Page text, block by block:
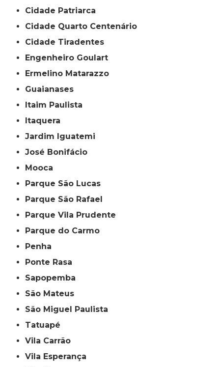
Cidade Patriarca
Cidade Quarto Centenário
Cidade Tiradentes
Engenheiro Goulart
Ermelino Matarazzo
Guaianases
Itaim Paulista
Itaquera
Jardim Iguatemi
José Bonifácio
Mooca
Parque São Lucas
Parque São Rafael
Parque Vila Prudente
Parque do Carmo
Penha
Ponte Rasa
Sapopemba
São Mateus
São Miguel Paulista
Tatuapé
Vila Carrão
Vila Esperança